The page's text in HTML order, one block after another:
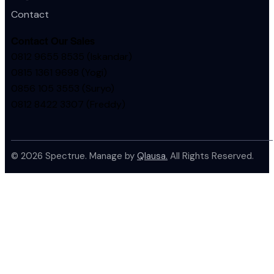
Contact
© 2026 Spectrue. Manage by Qlausa. All Rights Reserved.